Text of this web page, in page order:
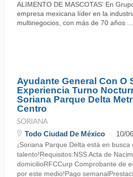
ALIMENTO DE MASCOTAS' En
empresa mexicana líder en la
multinegocios, con más de 70 años ...
Ayudante General Con O
Experiencia Turno
Soriana Parque Delta
Centro
SORIANA
Todo Ciudad De México 10/
¡Soriana Parque Delta está en busca
talento!Requisitos:NSS Acta de
domicilioRFCCurp Comprobante de
por este medio!Pago